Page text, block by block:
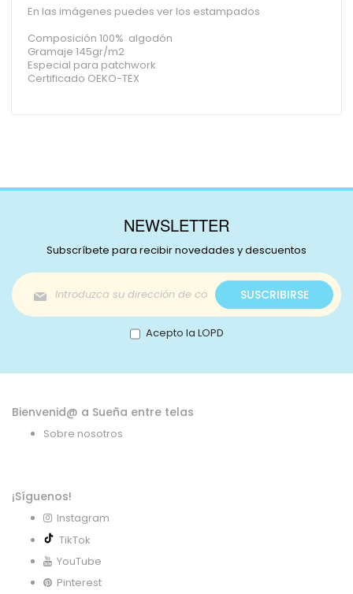
En las imágenes puedes ver los estampados
Composición 100% algodón
Gramaje 145gr/m2
Especial para patchwork
Certificado OEKO-TEX
NEWSLETTER
Subscríbete para recibir novedades y descuentos
Inscríbase
a
nuestro
boletín
de
SUSCRIBIRSE
Acepto la LOPD
Bienvenid@ a Sueña entre telas
Sobre nosotros
¡Síguenos!
Instagram
TikTok
YouTube
Pinterest